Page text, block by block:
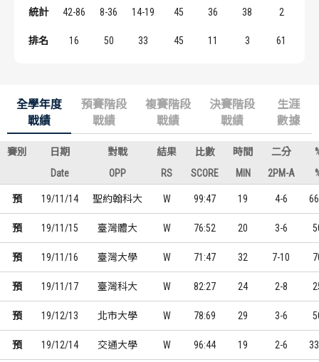
統計 42-86 8-36 14-19 45 36 38 2
排名 16 50 33 45 11 3 61
全學年度
戰績
預賽階段
戰績
複賽階段
戰績
決賽階段
戰績
生涯
數據
賽別 日期 對戰 結果 比數 時間 二分
Date
OPP RS SCORE MIN 2PM-A
預 19/11/14 聖約翰科大 W 99:47 19 4-6
預 19/11/15 臺灣體大 W 76:52 20 3-6
預 19/11/16 臺灣大學 W 71:47 32 7-10
預 19/11/17 臺灣科大 W 82:27 24 2-8
預 19/12/13 北市大學 W 78:69 29 3-6
預 19/12/14 交通大學 W 96:44 19 2-6